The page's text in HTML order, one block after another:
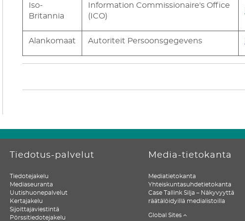
Iso-
Britannia
Information Commissionaire's Office
(ICO)
Alankomaat Autoriteit Persoonsgegevens
Tiedotus-palvelut
Tiedotejakelu
Mediaseuranta
Uutishuonepalvelut
Kertajakelu
Sijoittajaviestintä
Pörssitiedotejakelu
Media-tietokanta
Mediatietokanta
Yhteiskuntasuhdetietokanta
Case Tallink Silja – Näkyvyyttä
räätälöidyillä medialistoilla
Global Sites